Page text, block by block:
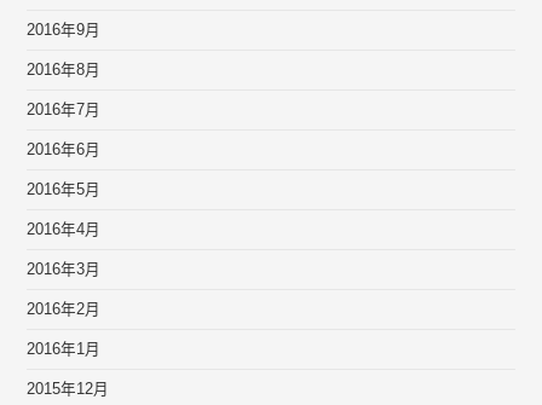
2016年9月
2016年8月
2016年7月
2016年6月
2016年5月
2016年4月
2016年3月
2016年2月
2016年1月
2015年12月